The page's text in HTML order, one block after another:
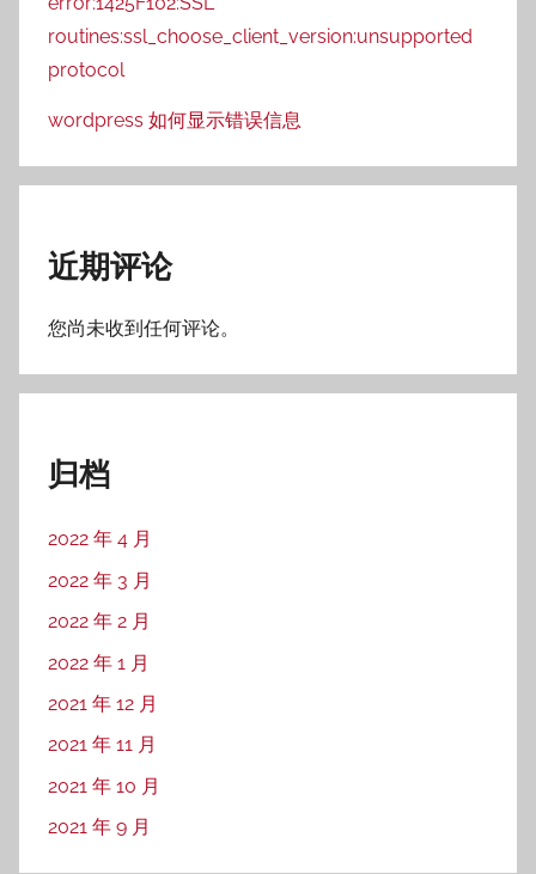
routines:ssl_choose_client_version:unsupported
protocol
wordpress 如何显示错误信息
近期评论
您尚未收到任何评论。
归档
2022 年 4 月
2022 年 3 月
2022 年 2 月
2022 年 1 月
2021 年 12 月
2021 年 11 月
2021 年 10 月
2021 年 9 月